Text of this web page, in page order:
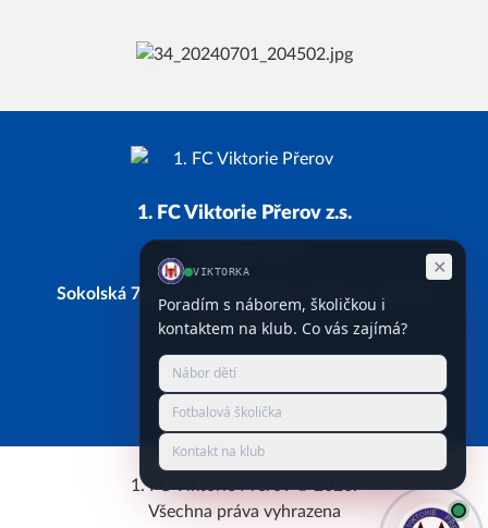
1. FC Viktorie Přerov z.s.
Sokolská 734/28, 750 02 Přerov, Přerov I-Město
IČ: 66743338
FacebookInstagramYouTube
1. FC Viktorie Přerov © 2026.
Všechna práva vyhrazena